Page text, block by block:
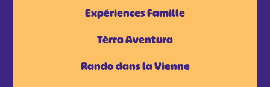
Expériences Famille
Tèrra Aventura
Rando dans la Vienne